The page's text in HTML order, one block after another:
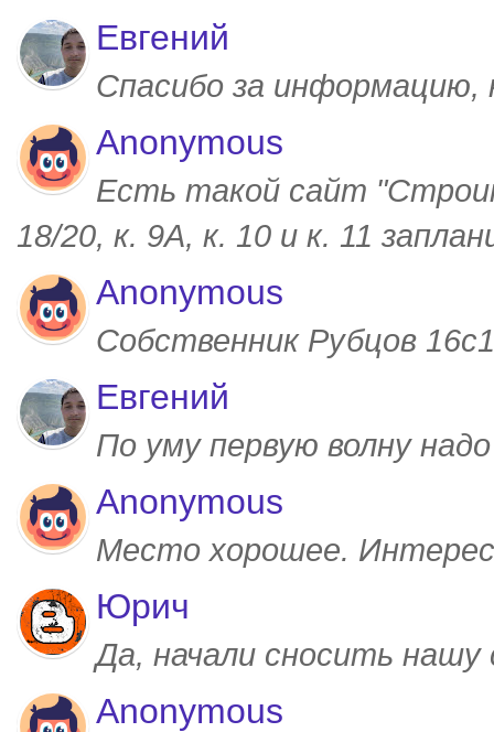
Евгений
Спасибо за
Anonymous
Есть такой сайт
18/20, к. 9А, к. 10 и к. 11
Anonymous
Собственник Рубцов
Евгений
По уму первую волну
Anonymous
Место хорошее.
Юрич
Да, начали сносить
Anonymous